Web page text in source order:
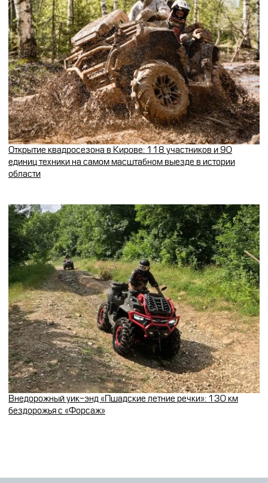
Открытие квадросезона в Кирове: 118 участников и 90
единиц техники на самом масштабном выезде в истории
области
Внедорожный уик-энд «Пшадские летние речки»: 130 км
бездорожья с «Форсаж»